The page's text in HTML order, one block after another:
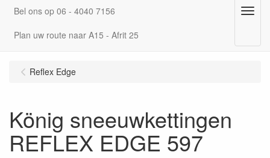
Bel ons op 06 - 4040 7156
Plan uw route naar A15 - Afrit 25
Menu
Reflex Edge
König sneeuwkettingen
REFLEX EDGE 597